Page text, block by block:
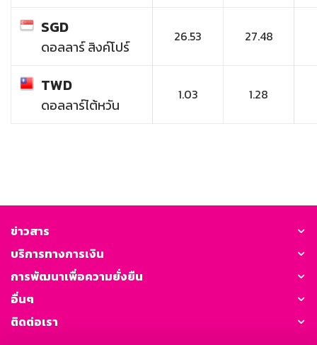
SGD
ดอลลาร์ สิงค์โปร์
26.53 27.48
TWD
ดอลลาร์ไต้หวัน
1.03 1.28
ข่าวสาร
บริการทางการเงิน
การพัฒนาเพื่อความยั่งยืน
อื่นๆ
ติดต่อเรา